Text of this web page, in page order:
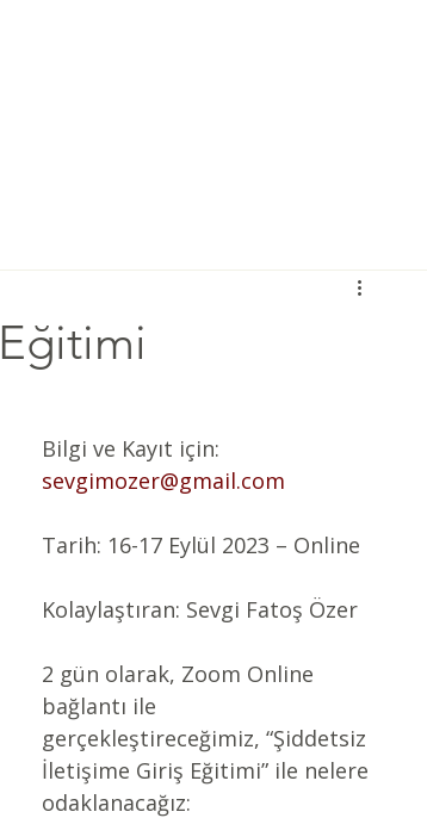
Bilgi ve Kayıt için:
sevgimozer@gmail.com
Tarih: 16-17 Eylül 2023 – Online
Kolaylaştıran: Sevgi Fatoş Özer
2 gün olarak, Zoom Online
bağlantı ile
gerçekleştireceğimiz, “Şiddetsiz
İletişime Giriş Eğitimi” ile nelere
odaklanacağız: